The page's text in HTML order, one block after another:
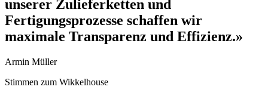
unserer Zulieferketten und
Fertigungsprozesse schaffen wir
maximale Transparenz und Effizienz.»
Armin Müller
Stimmen zum Wikkelhouse